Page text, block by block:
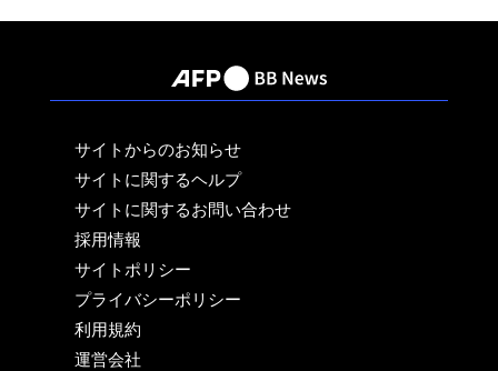
サイトからのお知らせ
サイトに関するヘルプ
サイトに関するお問い合わせ
採用情報
サイトポリシー
プライバシーポリシー
利用規約
運営会社